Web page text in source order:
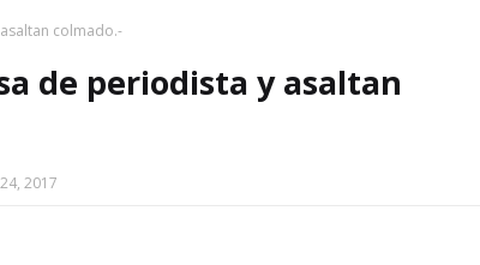
colmado.-
de periodista y asaltan
2017